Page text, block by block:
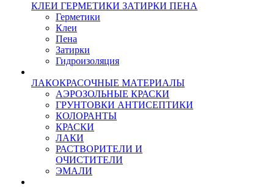
КЛЕИ ГЕРМЕТИКИ ЗАТИРКИ ПЕНА
Герметики
Клеи
Пена
Затирки
Гидроизоляция
ЛАКОКРАСОЧНЫЕ МАТЕРИАЛЫ
АЭРОЗОЛЬНЫЕ КРАСКИ
ГРУНТОВКИ АНТИСЕПТИКИ
КОЛОРАНТЫ
КРАСКИ
ЛАКИ
РАСТВОРИТЕЛИ И
ОЧИСТИТЕЛИ
ЭМАЛИ